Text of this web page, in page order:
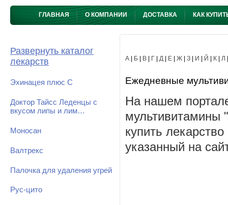
ГЛАВНАЯ О КОМПАНИИ ДОСТАВКА КАК
Развернуть каталог
лекарств
Эхинацея плюс С
Доктор Тайсс Леденцы с
вкусом липы и лим…
Моносан
Валтрекс
Палочка для удаления угрей
Рус-цито
А Б В Г Д Е Ж З И Й К Л
Ежедневные
На нашем
мультивитамины
купить
указанный на